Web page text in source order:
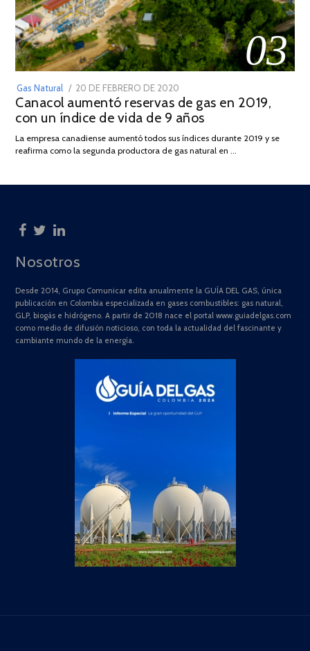
03
Gas Natural
POSTED
ON
20 DE FEBRERO DE 2020
DE
JULIO
2025
Canacol aumentó reservas de gas en 2019,
con un índice de vida de 9 años
La empresa canadiense aumentó todos sus índices durante 2019 y se
reafirma como la segunda productora de gas natural en …
Nosotros
Desde 2014, Grupo Comunicar edita anualmente la GUÍA DEL GAS, única
publicación en Colombia especializada en gases combustibles: gas natural,
GLP, biogás e hidrógeno. A partir de 2018 nace el portal www.guiadelgas.com
como medio de difusión noticioso, con toda la actualidad del fascinante y
cambiante mundo de la energía.